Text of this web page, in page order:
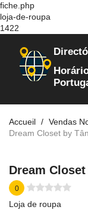
fiche.php
loja-de-roupa
1422
Accueil Vendas
Dream Closet by
Dream
0
Loja de roupa